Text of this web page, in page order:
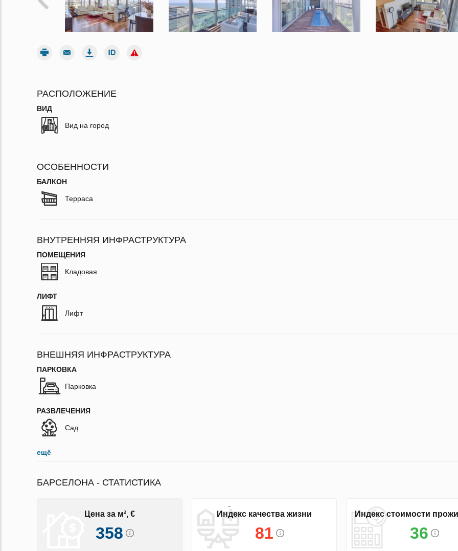
РАСПОЛОЖЕНИЕ
ВИД
Вид на город
ОСОБЕННОСТИ
БАЛКОН
Терраса
ВНУТРЕННЯЯ ИНФРАСТРУКТУРА
ПОМЕЩЕНИЯ
Кладовая
ЛИФТ
Лифт
ВНЕШНЯЯ ИНФРАСТРУКТУРА
ПАРКОВКА
Парковка
РАЗВЛЕЧЕНИЯ
Сад
ещё
БАРСЕЛОНА - СТАТИСТИКА
Цена за м², €
358
Индекс качества жизни
81
Индекс стоимости
36